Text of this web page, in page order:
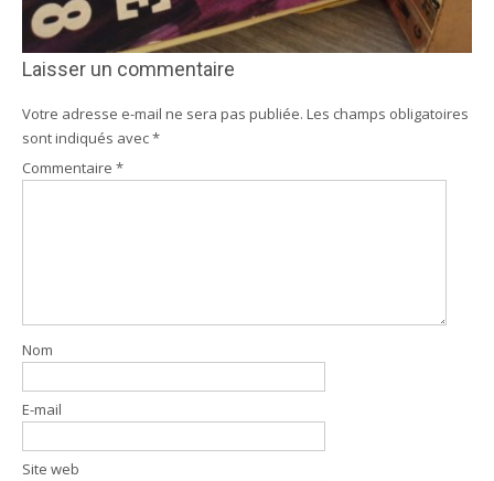
Laisser un commentaire
Votre adresse e-mail ne sera pas publiée. Les champs obligatoires
sont indiqués avec*
Commentaire *
Nom
E-mail
Site web